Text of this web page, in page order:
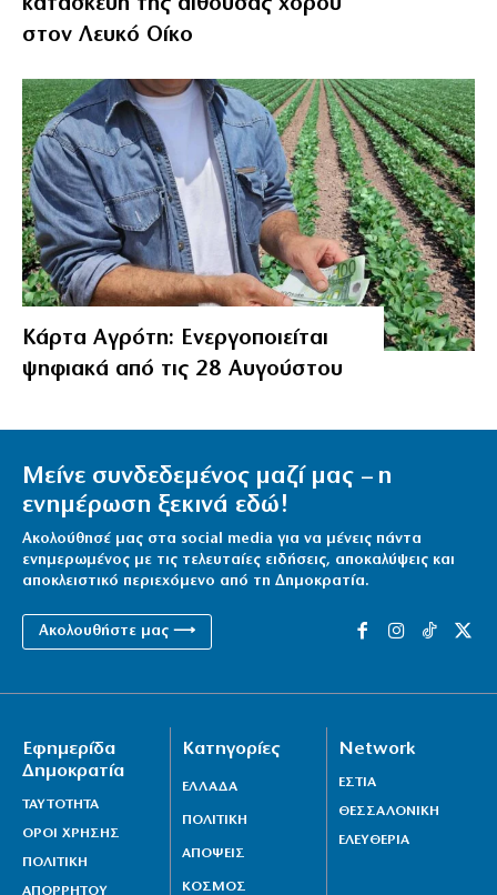
κατασκευή της αίθουσας χορού
στον Λευκό Οίκο
Κάρτα Αγρότη: Ενεργοποιείται
ψηφιακά από τις 28 Αυγούστου
Μείνε συνδεδεμένος μαζί μας – η
ενημέρωση ξεκινά εδώ!
Ακολούθησέ μας στα social media για να μένεις πάντα
ενημερωμένος με τις τελευταίες ειδήσεις, αποκαλύψεις και
αποκλειστικό περιεχόμενο από τη Δημοκρατία.
Ακολουθήστε μας ⟶
Εφημερίδα
Δημοκρατία
ΤΑΥΤΟΤΗΤΑ
ΟΡΟΙ ΧΡΗΣΗΣ
ΠΟΛΙΤΙΚΗ
ΑΠΟΡΡΗΤΟΥ
Κατηγορίες
ΕΛΛΑΔΑ
ΠΟΛΙΤΙΚΗ
ΑΠΟΨΕΙΣ
ΚΟΣΜΟΣ
Network
ΕΣΤΙΑ
ΘΕΣΣΑΛΟΝΙΚΗ
ΕΛΕΥΘΕΡΙΑ